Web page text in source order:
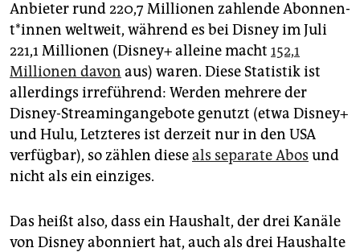
Anbieter rund 220,7 Millionen zahlende Abon­nen­
t*in­nen weltweit, während es bei Disney im Juli
221,1 Millionen (Disney+ alleine macht 152,1
Millionen davon aus) waren. Diese Statistik ist
allerdings irreführend: Werden mehrere der
Disney-Strea­mingangebote genutzt (etwa Disney+
und Hulu, Letzteres ist derzeit nur in den USA
verfügbar), so zählen dieseals separate Abos und
nicht als ein einziges.
Das heißt also, dass ein Haushalt, der drei Kanäle
von Disney abonniert hat, auch als drei Haushalte